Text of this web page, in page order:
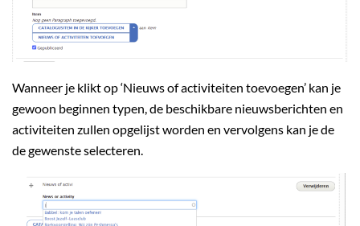
Wanneer je klikt op ‘Nieuws of activiteiten toevoegen’ kan je
gewoon beginnen typen, de beschikbare nieuwsberichten en
activiteiten zullen opgelijst worden en vervolgens kan je de
de gewenste selecteren.